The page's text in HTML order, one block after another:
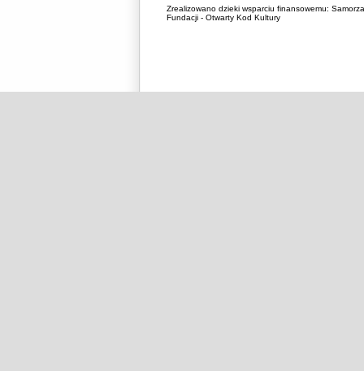
Zrealizowano dzieki wsparciu finansowemu:
Fundacji - Otwarty Kod Kultury